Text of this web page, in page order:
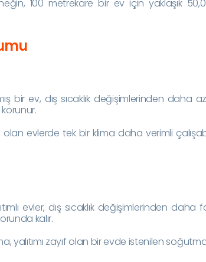
100 metrekare bir ev için yaklaşık
bir ev, dış sıcaklık değişimlerinden daha
olan evlerde tek bir klima daha verimli
evler, dış sıcaklık değişimlerinden
kalır.
yalıtımı zayıf olan bir evde istenilen